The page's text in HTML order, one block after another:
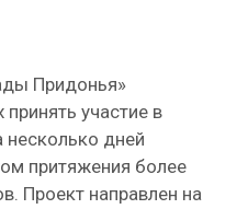
Придонья»
участие в
несколько дней
притяжения более
Проект направлен на